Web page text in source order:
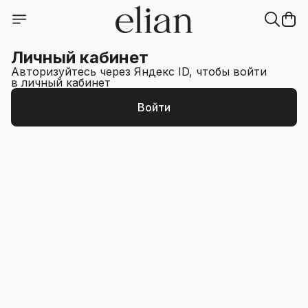
Личный кабинет
Авторизуйтесь через Яндекс ID, чтобы войти
в личный кабинет
Войти